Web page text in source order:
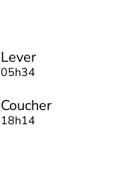
Lever
05h34
Coucher
18h14